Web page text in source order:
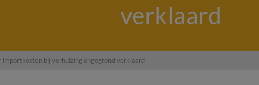
verklaard
importkosten bij verhuizing ongegrond verklaard